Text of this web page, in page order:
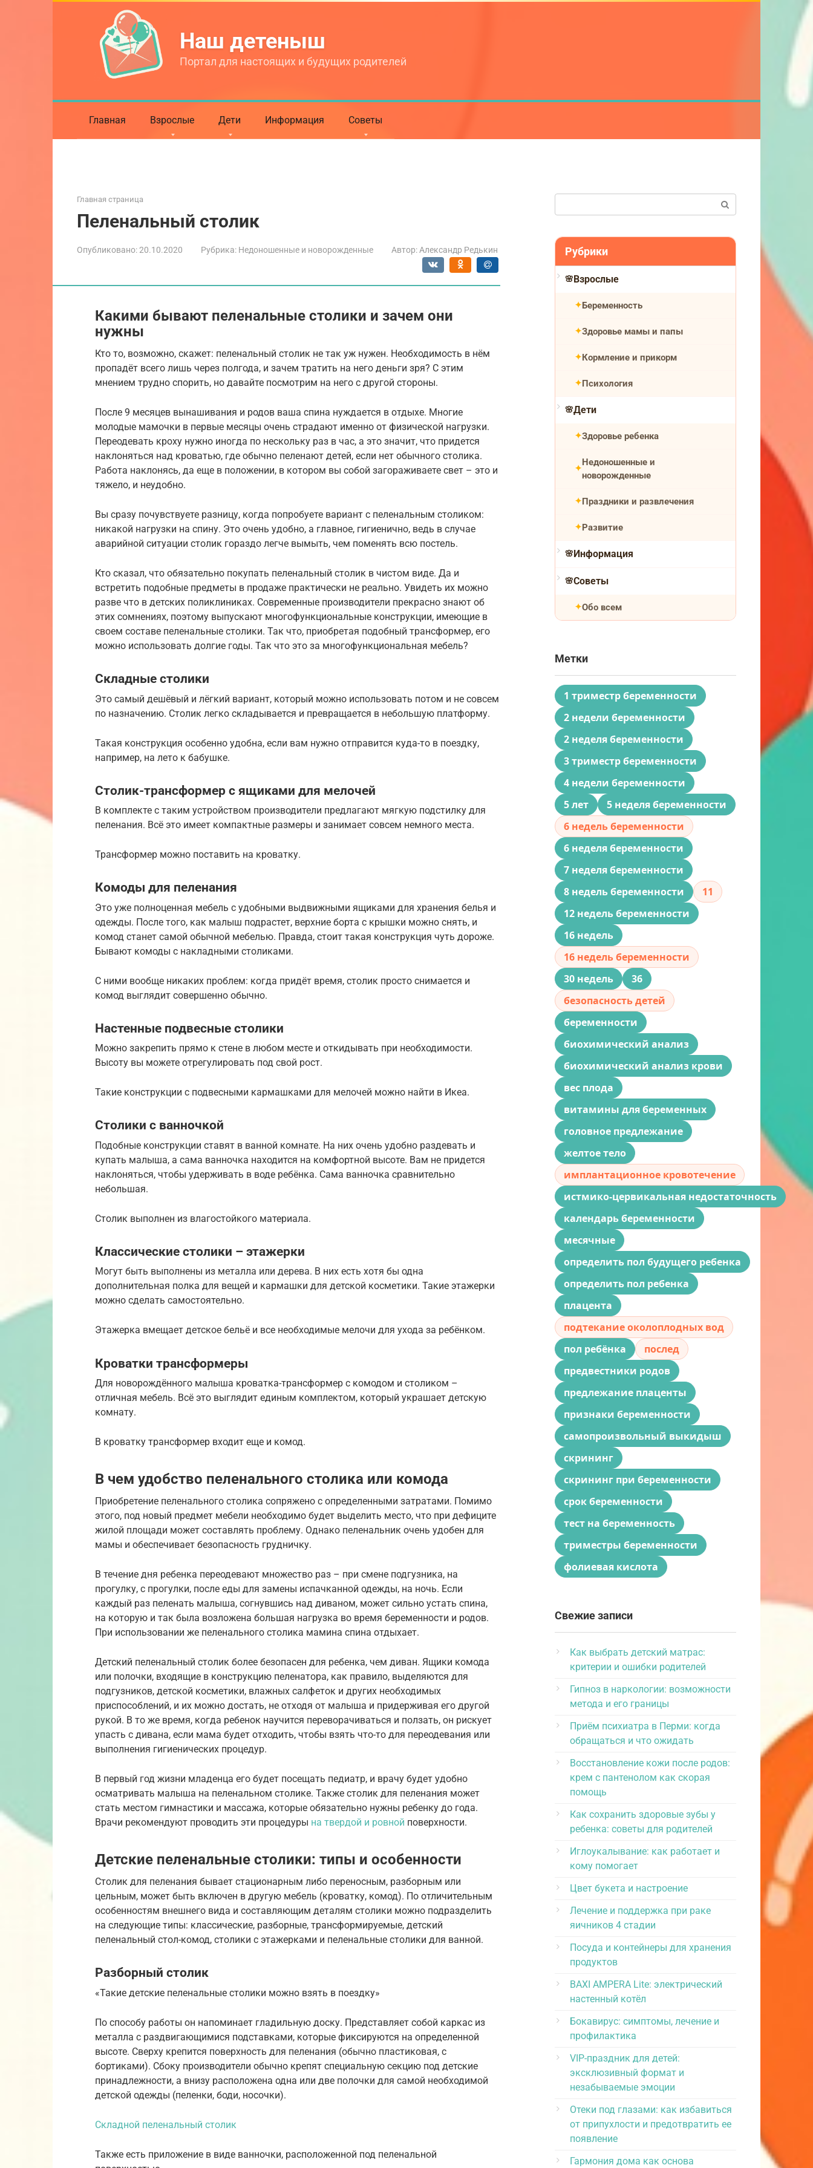
Наш детеныш
Портал для настоящих и будущих родителей
Главная Взрослые Дети Информация Советы
Главная страница
Пеленальный столик
Опубликовано:20.10.2020 Рубрика: Недоношенные и новорожденные Автор: Александр Редькин
Какими бывают пеленальные столики и зачем они
нужны
Кто то, возможно, скажет: пеленальный столик не так уж нужен. Необходимость в нём
пропадёт всего лишь через полгода, и зачем тратить на него деньги зря? С этим
мнением трудно спорить, но давайте посмотрим на него с другой стороны.
После 9 месяцев вынашивания и родов ваша спина нуждается в отдыхе. Многие
молодые мамочки в первые месяцы очень страдают именно от физической нагрузки.
Переодевать кроху нужно иногда по нескольку раз в час, а это значит, что придется
наклоняться над кроватью, где обычно пеленают детей, если нет обычного столика.
Работа наклонясь, да еще в положении, в котором вы собой загораживаете свет – это и
тяжело, и неудобно.
Вы сразу почувствуете разницу, когда попробуете вариант с пеленальным столиком:
никакой нагрузки на спину. Это очень удобно, а главное, гигиенично, ведь в случае
аварийной ситуации столик гораздо легче вымыть, чем поменять всю постель.
Кто сказал, что обязательно покупать пеленальный столик в чистом виде. Да и
встретить подобные предметы в продаже практически не реально. Увидеть их можно
разве что в детских поликлиниках. Современные производители прекрасно знают об
этих сомнениях, поэтому выпускают многофункциональные конструкции, имеющие в
своем составе пеленальные столики. Так что, приобретая подобный трансформер, его
можно использовать долгие годы. Так что это за многофункциональная мебель?
Складные столики
Это самый дешёвый и лёгкий вариант, который можно использовать потом и не совсем
по назначению. Столик легко складывается и превращается в небольшую платформу.
Такая конструкция особенно удобна, если вам нужно отправится куда-то в поездку,
например, на лето к бабушке.
Столик-трансформер с ящиками для мелочей
В комплекте с таким устройством производители предлагают мягкую подстилку для
пеленания. Всё это имеет компактные размеры и занимает совсем немного места.
Трансформер можно поставить на кроватку.
Комоды для пеленания
Это уже полноценная мебель с удобными выдвижными ящиками для хранения белья и
одежды. После того, как малыш подрастет, верхние борта с крышки можно снять, и
комод станет самой обычной мебелью. Правда, стоит такая конструкция чуть дороже.
Бывают комоды с накладными столиками.
С ними вообще никаких проблем: когда придёт время, столик просто снимается и
комод выглядит совершенно обычно.
Настенные подвесные столики
Можно закрепить прямо к стене в любом месте и откидывать при необходимости.
Высоту вы можете отрегулировать под свой рост.
Такие конструкции с подвесными кармашками для мелочей можно найти в Икеа.
Столики с ванночкой
Подобные конструкции ставят в ванной комнате. На них очень удобно раздевать и
купать малыша, а сама ванночка находится на комфортной высоте. Вам не придется
наклоняться, чтобы удерживать в воде ребёнка. Сама ванночка сравнительно
небольшая.
Столик выполнен из влагостойкого материала.
Классические столики – этажерки
Могут быть выполнены из металла или дерева. В них есть хотя бы одна
дополнительная полка для вещей и кармашки для детской косметики. Такие этажерки
можно сделать самостоятельно.
Этажерка вмещает детское бельё и все необходимые мелочи для ухода за ребёнком.
Кроватки трансформеры
Для новорождённого малыша кроватка-трансформер с комодом и столиком –
отличная мебель. Всё это выглядит единым комплектом, который украшает детскую
комнату.
В кроватку трансформер входит еще и комод.
В чем удобство пеленального столика или комода
Приобретение пеленального столика сопряжено с определенными затратами. Помимо
этого, под новый предмет мебели необходимо будет выделить место, что при дефиците
жилой площади может составлять проблему. Однако пеленальник очень удобен для
мамы и обеспечивает безопасность грудничку.
В течение дня ребенка переодевают множество раз – при смене подгузника, на
прогулку, с прогулки, после еды для замены испачканной одежды, на ночь. Если
каждый раз пеленать малыша, согнувшись над диваном, может сильно устать спина,
на которую и так была возложена большая нагрузка во время беременности и родов.
При использовании же пеленального столика мамина спина отдыхает.
Детский пеленальный столик более безопасен для ребенка, чем диван. Ящики комода
или полочки, входящие в конструкцию пеленатора, как правило, выделяются для
подгузников, детской косметики, влажных салфеток и других необходимых
приспособлений, и их можно достать, не отходя от малыша и придерживая его другой
рукой. В то же время, когда ребенок научится переворачиваться и ползать, он рискует
упасть с дивана, если мама будет отходить, чтобы взять что-то для переодевания или
выполнения гигиенических процедур.
В первый год жизни младенца его будет посещать педиатр, и врачу будет удобно
осматривать малыша на пеленальном столике. Также столик для пеленания может
стать местом гимнастики и массажа, которые обязательно нужны ребенку до года.
Врачи рекомендуют проводить эти процедуры на твердой и ровной поверхности.
Детские пеленальные столики: типы и особенности
Столик для пеленания бывает стационарным либо переносным, разборным или
цельным, может быть включен в другую мебель (кроватку, комод). По отличительным
особенностям внешнего вида и составляющим деталям столики можно подразделить
на следующие типы: классические, разборные, трансформируемые, детский
пеленальный стол-комод, столики с этажерками и пеленальные столики для ванной.
Разборный столик
«Такие детские пеленальные столики можно взять в поездку»
По способу работы он напоминает гладильную доску. Представляет собой каркас из
металла с раздвигающимися подставками, которые фиксируются на определенной
высоте. Сверху крепится поверхность для пеленания (обычно пластиковая, с
бортиками). Сбоку производители обычно крепят специальную секцию под детские
принадлежности, а внизу расположена одна или две полочки для самой необходимой
детской одежды (пеленки, боди, носочки).
Складной пеленальный столик
Также есть приложение в виде ванночки, расположенной под пеленальной
Рубрики
Взрослые
Беременность
Здоровье мамы и папы
Кормление и прикорм
Психология
Дети
Здоровье ребенка
Недоношенные и
новорожденные
Праздники и развлечения
Развитие
Информация
Советы
Обо всем
Метки
1 триместр беременности
2 недели беременности
2 неделя беременности
3 триместр беременности
4 недели беременности
5 лет
5 неделя беременности
6 недель беременности
6 неделя беременности
7 неделя беременности
8 недель беременности
11
12 недель беременности
16 недель
16 недель беременности
30 недель
36
безопасность детей
беременности
биохимический анализ
биохимический анализ крови
вес плода
витамины для беременных
головное предлежание
желтое тело
имплантационное кровотечение
истмико-цервикальная недостаточность
календарь беременности
месячные
определить пол будущего ребенка
определить пол ребенка
плацента
подтекание околоплодных вод
пол ребёнка
послед
предвестники родов
предлежание плаценты
признаки беременности
самопроизвольный выкидыш
скрининг
скрининг при беременности
срок беременности
тест на беременность
триместры беременности
фолиевая кислота
Свежие записи
Как выбрать детский матрас:
критерии и ошибки родителей
Гипноз в наркологии: возможности
метода и его границы
Приём психиатра в Перми: когда
обращаться и что ожидать
Восстановление кожи после родов:
крем с пантенолом как скорая
помощь
Как сохранить здоровые зубы у
ребенка: советы для родителей
Иглоукалывание: как работает и
кому помогает
Цвет букета и настроение
Лечение и поддержка при раке
яичников 4 стадии
Посуда и контейнеры для хранения
продуктов
BAXI AMPERA Lite: электрический
настенный котёл
Бокавирус: симптомы, лечение и
профилактика
VIP-праздник для детей:
эксклюзивный формат и
незабываемые эмоции
Отеки под глазами: как избавиться
от припухлости и предотвратить ее
появление
Гармония дома как основа